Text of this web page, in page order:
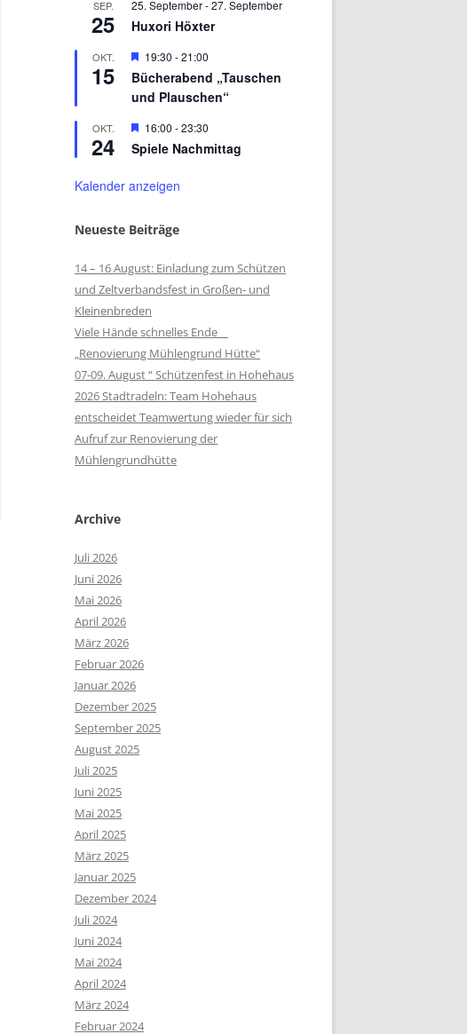
SEP.
25
25. September-27. September
Huxori Höxter
OKT.
15
Hervorgehoben
19:30 -21:00
Bücherabend „Tauschen
und Plauschen“
OKT.
24
Hervorgehoben
16:00 -23:30
Spiele Nachmittag
Kalender anzeigen
Neueste Beiträge
14 – 16 August: Einladung zum Schützen
und Zeltverbandsfest in Großen- und
Kleinenbreden
Viele Hände schnelles Ende
„Renovierung Mühlengrund Hütte“
07-09. August “ Schützenfest in Hohehaus
2026 Stadtradeln: Team Hohehaus
entscheidet Teamwertung wieder für sich
Aufruf zur Renovierung der
Mühlengrundhütte
Archive
Juli 2026
Juni 2026
Mai 2026
April 2026
März 2026
Februar 2026
Januar 2026
Dezember 2025
September 2025
August 2025
Juli 2025
Juni 2025
Mai 2025
April 2025
März 2025
Januar 2025
Dezember 2024
Juli 2024
Juni 2024
Mai 2024
April 2024
März 2024
Februar 2024